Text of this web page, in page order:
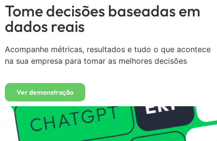
Tome decisões baseadas em
dados reais
Acompanhe métricas, resultados e tudo o que acontece
na sua empresa para tomar as melhores decisões
Ver demonstração